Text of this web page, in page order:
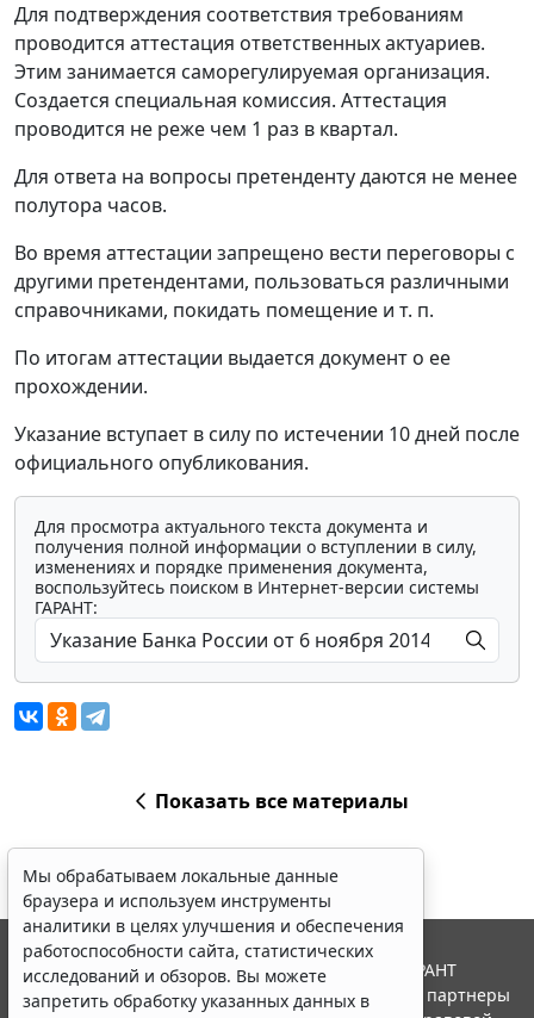
Для подтверждения соответствия требованиям
проводится аттестация ответственных актуариев.
Этим занимается саморегулируемая организация.
Создается специальная комиссия. Аттестация
проводится не реже чем 1 раз в квартал.
Для ответа на вопросы претенденту даются не менее
полутора часов.
Во время аттестации запрещено вести переговоры с
другими претендентами, пользоваться различными
справочниками, покидать помещение и т. п.
По итогам аттестации выдается документ о ее
прохождении.
Указание вступает в силу по истечении 10 дней после
официального опубликования.
Для просмотра актуального текста документа и
получения полной информации о вступлении в силу,
изменениях и порядке применения документа,
воспользуйтесь поиском в Интернет-версии системы
ГАРАНТ:
Показать все материалы
Мы обрабатываем локальные данные
браузера и используем инструменты
аналитики в целях улучшения и обеспечения
работоспособности сайта, статистических
исследований и обзоров. Вы можете
запретить обработку указанных данных в
© ООО "НПП "ГАРАНТ-СЕРВИС", 2026. Система ГАРАНТ
выпускается с 1990 года. Компания "Гарант" и ее партнеры